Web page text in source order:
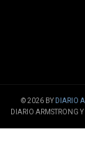
© 2026 BY DIARIO
DIARIO ARMSTRONG